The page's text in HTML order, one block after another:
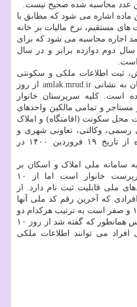
ماده اشاره می شود که مطابق با
مالیات های مستقیم، نرخ مالیات بر خانه
اجاره محاسبه می شود که برای
دوم دوازده برابر و در سال
است.
ثبت اطلاعات ملکی و سکونتی
خانوارها در سامانه املاک و اسکان به نشانی amlak.mrud.ir از روز
شده است. کلیه سرپرستان خانوار
و تمامی مالکین واحدهای
محل سکونت (اقامتگاه) و املاک
رسمی، وکالتی، تعاونی شهری و
روستایی) را ظرف مدت دو ماه از تاریخ ۱۹ فروردین ۱۴۰۰ در
سامانه ملی املاک و اسکان بر
مبنای آخرین رقم کد ملی سرپرست خانوار است اما از ۱۰
تمامی کدهای ملی قابلیت ثبت نام دارد. از
تا ۹ اردیبهشت افرادی که آخرین رقم کد ملی آنها
به ترتیب ۹، ۸، ۷، ۶، ۵، ۴، ۳، ۲، ۱ و صفر است به ترتیب هرکدام دو
روز فرصت نام نویسی دارند. سپس همانطور که گفته شد از روز ۱۰
تمامی افراد می توانند اطلاعات ملکی